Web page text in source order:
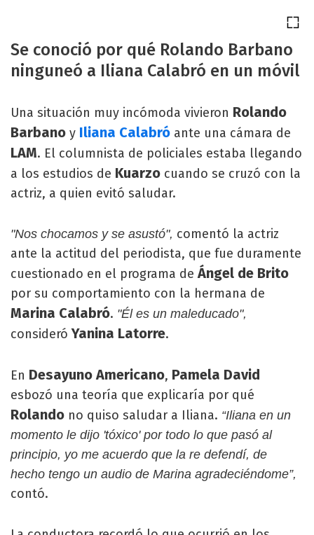
Se conoció por qué Rolando Barbano
ninguneó a Iliana Calabró en un móvil
Una situación muy incómoda vivieron Rolando
Barbano y Iliana Calabró ante una cámara de
LAM. El columnista de policiales estaba llegando
a los estudios de Kuarzo cuando se cruzó con la
actriz, a quien evitó saludar.
"Nos chocamos y se asustó", comentó la actriz
ante la actitud del periodista, que fue duramente
cuestionado en el programa de Ángel de Brito
por su comportamiento con la hermana de
Marina Calabró. "Él es un maleducado",
consideróYanina Latorre.
En Desayuno Americano, Pamela David
esbozó una teoría que explicaría por qué
Rolando no quiso saludar a Iliana. “Iliana en un
momento le dijo 'tóxico' por todo lo que pasó al
principio, yo me acuerdo que la re defendí, de
hecho tengo un audio de Marina agradeciéndome”,
contó.